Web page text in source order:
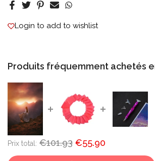
Login to add to wishlist
Produits fréquemment achetés
Prix ​​total: €101.93 €55.90